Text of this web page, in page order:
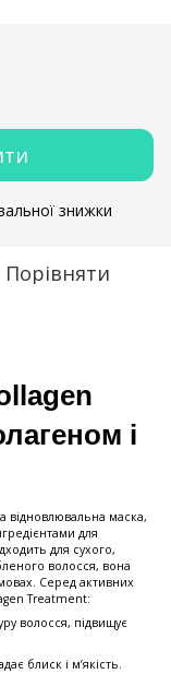
знижки
Порівняти
і
відновлювальна маска,
для
для сухого,
волосся, вона
Серед активних
Treatment:
волосся, підвищує
блиск і м’якість.